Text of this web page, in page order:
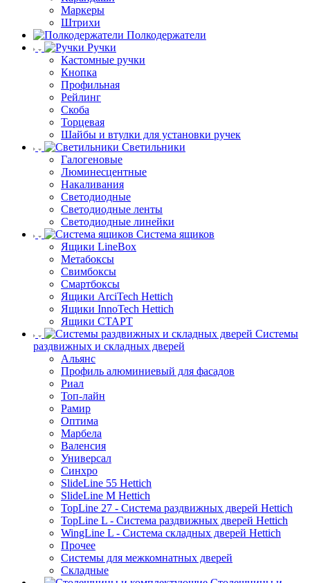
Маркеры
Штрихи
Полкодержатели
Ручки
Кастомные ручки
Кнопка
Профильная
Рейлинг
Скоба
Торцевая
Шайбы и втулки для установки ручек
Светильники
Галогеновые
Люминесцентные
Накаливания
Светодиодные
Светодиодные ленты
Светодиодные линейки
Система ящиков
Ящики LineBox
Метабоксы
Свимбоксы
Смартбоксы
Ящики ArciTech Hettich
Ящики InnoTech Hettich
Ящики СТАРТ
Системы
раздвижных и складных дверей
Альянс
Профиль алюминиевый для фасадов
Риал
Топ-лайн
Рамир
Оптима
Марбела
Валенсия
Универсал
Синхро
SlideLine 55 Hettich
SlideLine M Hettich
TopLine 27 - Система раздвижных дверей Hettich
TopLine L - Система раздвижных дверей Hettich
WingLine L - Система складных дверей Hettich
Прочее
Системы для межкомнатных дверей
Складные